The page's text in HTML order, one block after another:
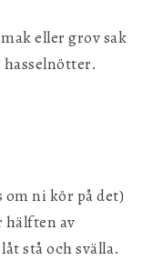
eller grov sak
om ni kör på det)
hälften av
stå och svälla.